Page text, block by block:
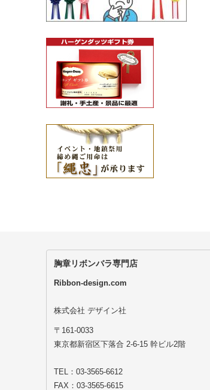
胸章リボンバラ専門店
Ribbon-design.com
株式会社 デザイン社
〒161-0033
東京都新宿区下落合 2-6-15 幹ビル2階
TEL：03-3565-6612
FAX：03-3565-6615